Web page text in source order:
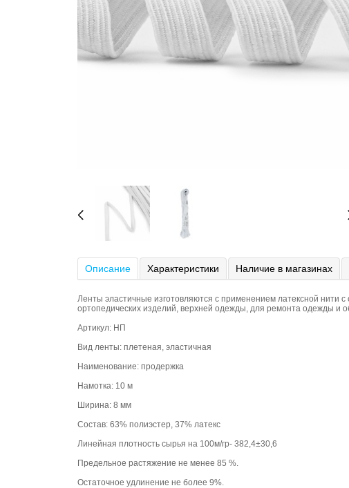
Описание Характеристики Наличие в магазинах
Ленты эластичные изготовляются с применением латексной нити
ортопедических изделий, верхней одежды, для ремонта одежды и
Артикул: НП
Вид ленты: плетеная, эластичная
Наименование: продержка
Намотка: 10 м
Ширина: 8 мм
Состав: 63% полиэстер, 37% латекс
Линейная плотность сырья на 100м/гр- 382,4±30,6
Предельное растяжение не менее 85 %.
Остаточное удлинение не более 9%.